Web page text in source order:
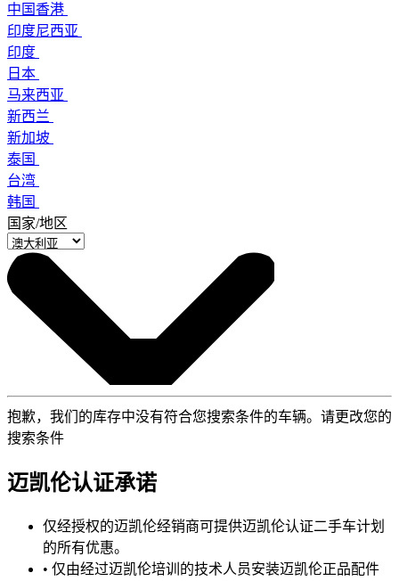
中国香港
印度尼西亚
印度
日本
马来西亚
新西兰
新加坡
泰国
台湾
韩国
国家/地区
抱歉，我们的库存中没有符合您搜索条件的车辆。请更改您的
搜索条件
迈凯伦认证承诺
仅经授权的迈凯伦经销商可提供迈凯伦认证二手车计划
的所有优惠。
• 仅由经过迈凯伦培训的技术人员安装迈凯伦正品配件